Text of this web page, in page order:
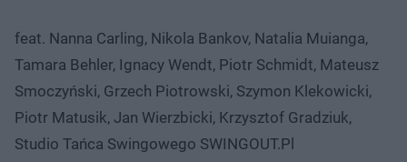
feat. Nanna Carling, Nikola Bankov, Natalia Muianga,
Tamara Behler, Ignacy Wendt, Piotr Schmidt, Mateusz
Smoczyński, Grzech Piotrowski, Szymon Klekowicki,
Piotr Matusik, Jan Wierzbicki, Krzysztof Gradziuk,
Studio Tańca Swingowego SWINGOUT.Pl